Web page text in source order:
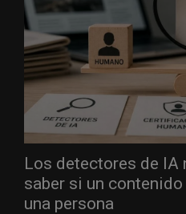
Los detectores de IA
saber si un
una persona